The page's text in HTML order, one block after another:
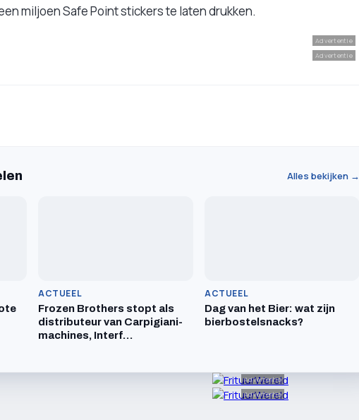
miljoen Safe Point stickers te laten drukken.
Advertentie
Advertentie
Alles bekijken →
ACTUEEL
Frozen Brothers stopt als
distributeur van Carpigiani-
machines, Interf…
ACTUEEL
Dag van het Bier: wat zijn
bierbostelsnacks?
Advertentie
Advertentie